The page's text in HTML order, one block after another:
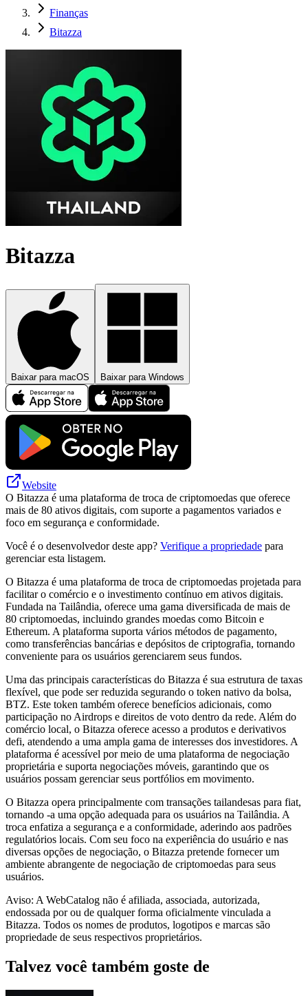
Finanças
Bitazza
Bitazza
Baixar para macOS Baixar para Windows
Website
O Bitazza é uma plataforma de troca de criptomoedas que oferece
mais de 80 ativos digitais, com suporte a pagamentos variados e
foco em segurança e conformidade.
Você é o desenvolvedor deste app? Verifique a propriedade para
gerenciar esta listagem.
O Bitazza é uma plataforma de troca de criptomoedas projetada para
facilitar o comércio e o investimento contínuo em ativos digitais.
Fundada na Tailândia, oferece uma gama diversificada de mais de
80 criptomoedas, incluindo grandes moedas como Bitcoin e
Ethereum. A plataforma suporta vários métodos de pagamento,
como transferências bancárias e depósitos de criptografia, tornando
conveniente para os usuários gerenciarem seus fundos.
Uma das principais características do Bitazza é sua estrutura de taxas
flexível, que pode ser reduzida segurando o token nativo da bolsa,
BTZ. Este token também oferece benefícios adicionais, como
participação no Airdrops e direitos de voto dentro da rede. Além do
comércio local, o Bitazza oferece acesso a produtos e derivativos
defi, atendendo a uma ampla gama de interesses dos investidores. A
plataforma é acessível por meio de uma plataforma de negociação
proprietária e suporta negociações móveis, garantindo que os
usuários possam gerenciar seus portfólios em movimento.
O Bitazza opera principalmente com transações tailandesas para fiat,
tornando -a uma opção adequada para os usuários na Tailândia. A
troca enfatiza a segurança e a conformidade, aderindo aos padrões
regulatórios locais. Com seu foco na experiência do usuário e nas
diversas opções de negociação, o Bitazza pretende fornecer um
ambiente abrangente de negociação de criptomoedas para seus
usuários.
Aviso: A WebCatalog não é afiliada, associada, autorizada,
endossada por ou de qualquer forma oficialmente vinculada a
Bitazza. Todos os nomes de produtos, logotipos e marcas são
propriedade de seus respectivos proprietários.
Talvez você também goste de